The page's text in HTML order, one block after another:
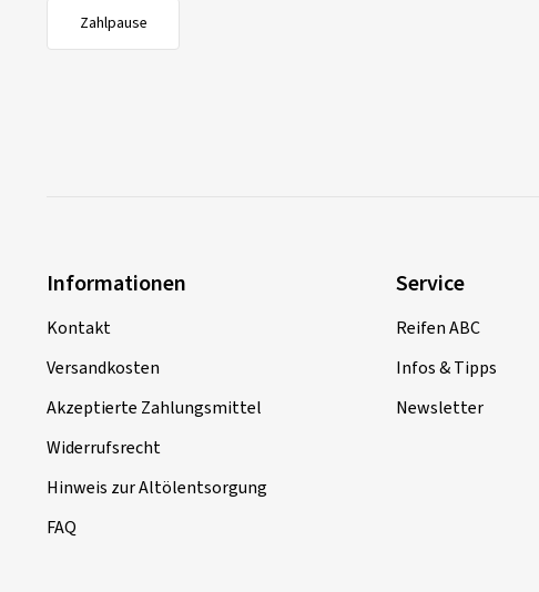
Zahlpause
Informationen
Kontakt
Versandkosten
Akzeptierte Zahlungsmittel
Widerrufsrecht
Hinweis zur Altölentsorgung
FAQ
Service
Reifen ABC
Infos & Tipps
Newsletter